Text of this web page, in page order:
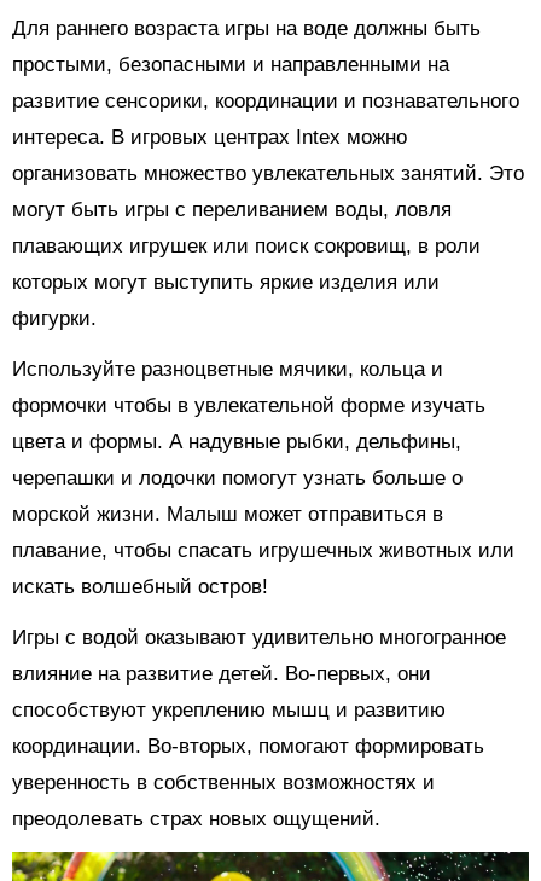
Для раннего возраста игры на воде должны быть
простыми, безопасными и направленными на
развитие сенсорики, координации и познавательного
интереса. В игровых центрах Intex можно
организовать множество увлекательных занятий. Это
могут быть игры с переливанием воды, ловля
плавающих игрушек или поиск сокровищ, в роли
которых могут выступить яркие изделия или
фигурки.
Используйте разноцветные мячики, кольца и
формочки чтобы в увлекательной форме изучать
цвета и формы. А надувные рыбки, дельфины,
черепашки и лодочки помогут узнать больше о
морской жизни. Малыш может отправиться в
плавание, чтобы спасать игрушечных животных или
искать волшебный остров!
Игры с водой оказывают удивительно многогранное
влияние на развитие детей. Во-первых, они
способствуют укреплению мышц и развитию
координации. Во-вторых, помогают формировать
уверенность в собственных возможностях и
преодолевать страх новых ощущений.